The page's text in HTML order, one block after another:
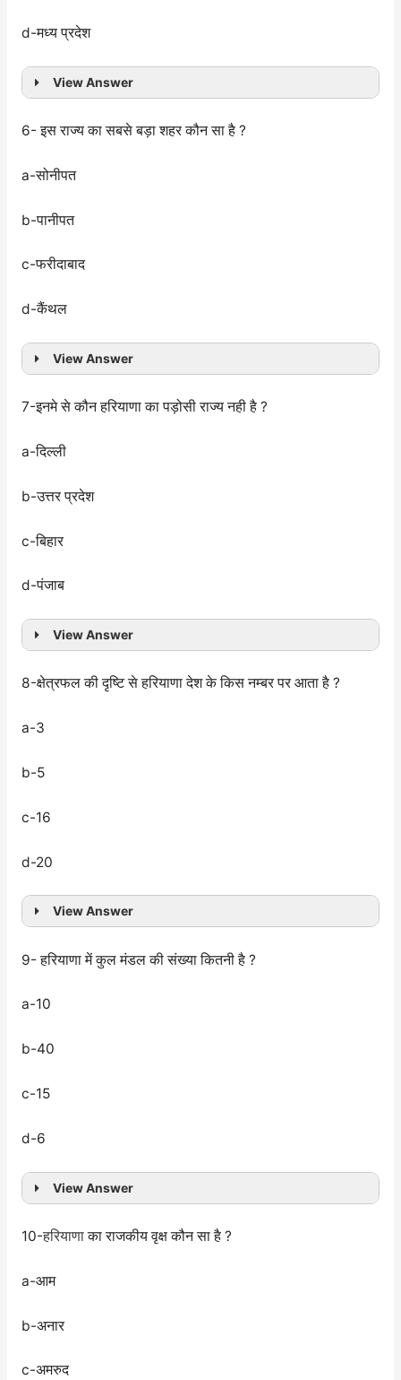
d-मध्य प्रदेश
View Answer
6- इस राज्य का सबसे बड़ा शहर कौन सा है ?
a-सोनीपत
b-पानीपत
c-फरीदाबाद
d-कैंथल
View Answer
7-इनमे से कौन हरियाणा का पड़ोसी राज्य नही है ?
a-दिल्ली
b-उत्तर प्रदेश
c-बिहार
d-पंजाब
View Answer
8-क्षेत्रफल की दृष्टि से हरियाणा देश के किस नम्बर पर आता है ?
a-3
b-5
c-16
d-20
View Answer
9- हरियाणा में कुल मंडल की संख्या कितनी है ?
a-10
b-40
c-15
d-6
View Answer
10-हरियाणाका राजकीय वृक्ष कौन सा है ?
a-आम
b-अनार
c-अमरुद